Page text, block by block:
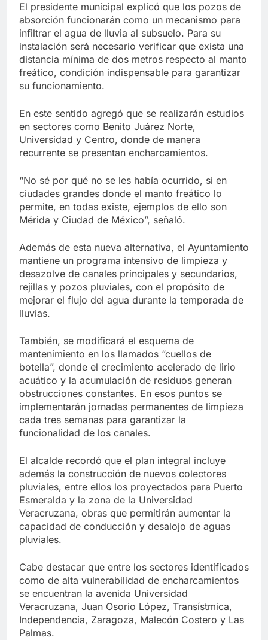
El presidente municipal explicó que los pozos de
absorción funcionarán como un mecanismo para
infiltrar el agua de lluvia al subsuelo. Para su
instalación será necesario verificar que exista una
distancia mínima de dos metros respecto al manto
freático, condición indispensable para garantizar
su funcionamiento.
En este sentido agregó que se realizarán estudios
en sectores como Benito Juárez Norte,
Universidad y Centro, donde de manera
recurrente se presentan encharcamientos.
“No sé por qué no se les había ocurrido, si en
ciudades grandes donde el manto freático lo
permite, en todas existe, ejemplos de ello son
Mérida y Ciudad de México”, señaló.
Además de esta nueva alternativa, el Ayuntamiento
mantiene un programa intensivo de limpieza y
desazolve de canales principales y secundarios,
rejillas y pozos pluviales, con el propósito de
mejorar el flujo del agua durante la temporada de
lluvias.
También, se modificará el esquema de
mantenimiento en los llamados “cuellos de
botella”, donde el crecimiento acelerado de lirio
acuático y la acumulación de residuos generan
obstrucciones constantes. En esos puntos se
implementarán jornadas permanentes de limpieza
cada tres semanas para garantizar la
funcionalidad de los canales.
El alcalde recordó que el plan integral incluye
además la construcción de nuevos colectores
pluviales, entre ellos los proyectados para Puerto
Esmeralda y la zona de la Universidad
Veracruzana, obras que permitirán aumentar la
capacidad de conducción y desalojo de aguas
pluviales.
Cabe destacar que entre los sectores identificados
como de alta vulnerabilidad de encharcamientos
se encuentran la avenida Universidad
Veracruzana, Juan Osorio López, Transístmica,
Independencia, Zaragoza, Malecón Costero y Las
Palmas.